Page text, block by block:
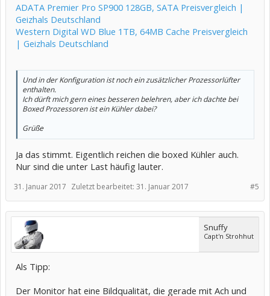
ADATA Premier Pro SP900 128GB, SATA Preisvergleich |
Geizhals Deutschland
Western Digital WD Blue 1TB, 64MB Cache Preisvergleich
| Geizhals Deutschland
Und in der Konfiguration ist noch ein zusätzlicher Prozessorlüfter
enthalten.
Ich dürft mich gern eines besseren belehren, aber ich dachte bei
Boxed Prozessoren ist ein Kühler dabei?
Grüße
Ja das stimmt. Eigentlich reichen die boxed Kühler auch.
Nur sind die unter Last häufig lauter.
#5
31. Januar 2017 Zuletzt bearbeitet: 31. Januar 2017
Snuffy
Capt'n Strohhut
Als Tipp:
Der Monitor hat eine Bildqualität, die gerade mit Ach und